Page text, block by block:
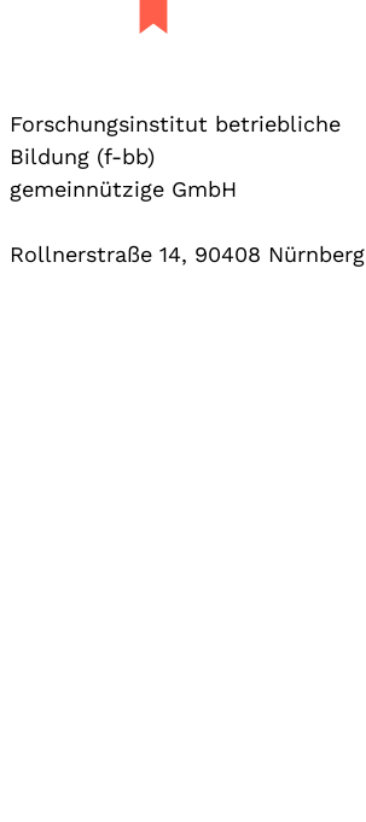
Forschungsinstitut betriebliche
Bildung (f-bb)
gemeinnützige GmbH
Rollnerstraße 14, 90408 Nürnberg